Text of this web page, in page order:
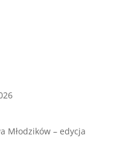
Młodzików – edycja